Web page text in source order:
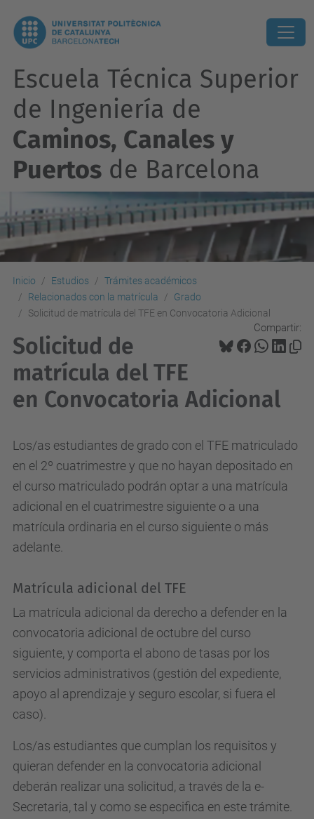
Escuela Técnica Superior
de Ingeniería de
Caminos, Canales y
Puertos de Barcelona
Inicio Estudios
Trámites académicos
Relacionados con la matrícula
Grado
Solicitud de matrícula del TFE en Convocatoria Adicional
Compartir:
Solicitud de
matrícula del TFE
en Convocatoria Adicional
Los/as estudiantes de grado con el TFE matriculado
en el 2º cuatrimestre y que no hayan depositado en
el curso matriculado podrán optar a una matrícula
adicional en el cuatrimestre siguiente o a una
matrícula ordinaria en el curso siguiente o más
adelante.
Matrícula adicional del TFE
La matrícula adicional da derecho a defender en la
convocatoria adicional de octubre del curso
siguiente, y comporta el abono de tasas por los
servicios administrativos (gestión del expediente,
apoyo al aprendizaje y seguro escolar, si fuera el
caso).
Los/as estudiantes que cumplan los requisitos y
quieran defender en la convocatoria adicional
deberán realizar una solicitud, a través de la e-
Secretaria, tal y como se especifica en este trámite.